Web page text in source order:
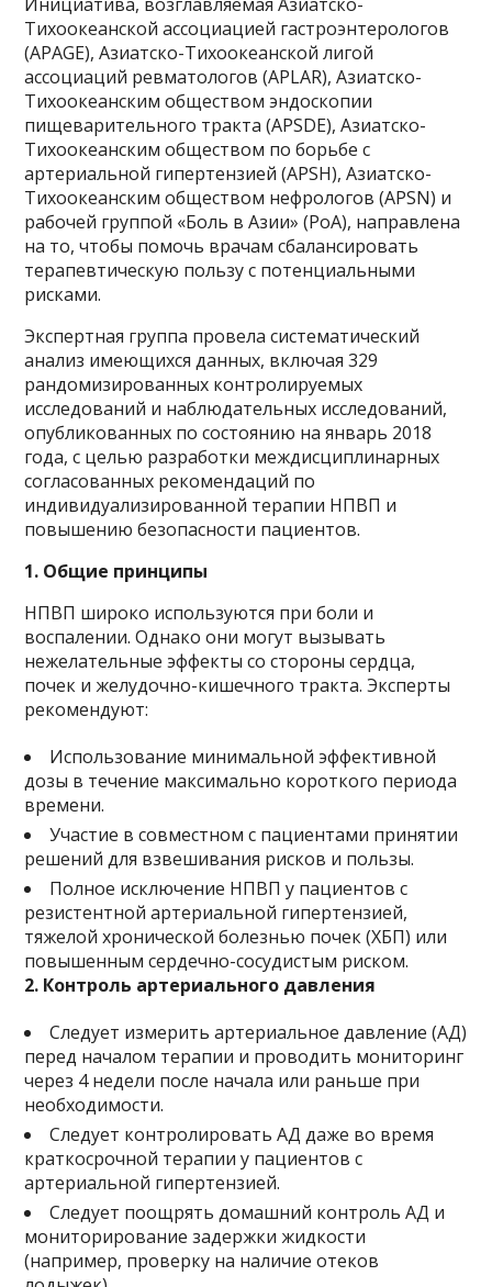
Инициатива, возглавляемая Азиатско-
Тихоокеанской ассоциацией гастроэнтерологов
(APAGE), Азиатско-Тихоокеанской лигой
ассоциаций ревматологов (APLAR), Азиатско-
Тихоокеанским обществом эндоскопии
пищеварительного тракта (APSDE), Азиатско-
Тихоокеанским обществом по борьбе с
артериальной гипертензией (APSH), Азиатско-
Тихоокеанским обществом нефрологов (APSN) и
рабочей группой «Боль в Азии» (PoA), направлена
на то, чтобы помочь врачам сбалансировать
терапевтическую пользу с потенциальными
рисками.
Экспертная группа провела систематический
анализ имеющихся данных, включая 329
рандомизированных контролируемых
исследований и наблюдательных исследований,
опубликованных по состоянию на январь 2018
года, с целью разработки междисциплинарных
согласованных рекомендаций по
индивидуализированной терапии НПВП и
повышению безопасности пациентов.
1. Общие принципы
НПВП широко используются при боли и
воспалении. Однако они могут вызывать
нежелательные эффекты со стороны сердца,
почек и желудочно-кишечного тракта. Эксперты
рекомендуют:
Использование минимальной эффективной
дозы в течение максимально короткого периода
времени.
Участие в совместном с пациентами принятии
решений для взвешивания рисков и пользы.
Полное исключение НПВП у пациентов с
резистентной артериальной гипертензией,
тяжелой хронической болезнью почек (ХБП) или
повышенным сердечно-сосудистым риском.
2. Контроль артериального давления
Следует измерить артериальное давление (АД)
перед началом терапии и проводить мониторинг
через 4 недели после начала или раньше при
необходимости.
Следует контролировать АД даже во время
краткосрочной терапии у пациентов с
артериальной гипертензией.
Следует поощрять домашний контроль АД и
мониторирование задержки жидкости
(например, проверку на наличие отеков